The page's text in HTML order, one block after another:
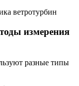
измерения
разные типы